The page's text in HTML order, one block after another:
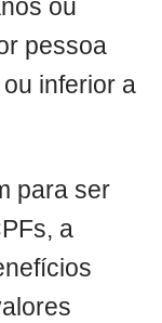
ou
pessoa
inferior a
para ser
a